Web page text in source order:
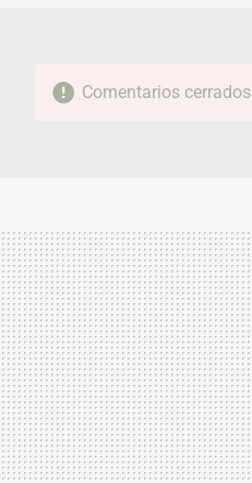
Comentarios cerrados